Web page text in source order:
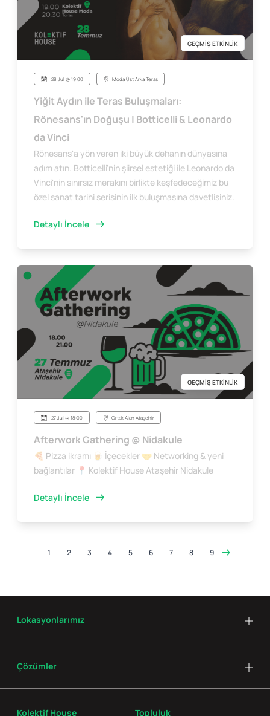
GEÇMİŞ ETKİNLİK
28 Jul @ 19:00 Moda Üst Arka Teras
Yiğit Aydın ile Teras Buluşmaları:
Rönesans'ın Doğuşu | Botticelli & Leonardo
da Vinci
Rönesans'a yön veren iki büyük dehanın dünyasına
adım atın. Botticelli'nin şiirsel estetiği ile Leonardo da
Vinci'nin sınırsız merakını birlikte keşfedeceğimiz bu
özel sanat tarihi serisinin ilk buluşmasına davetlisiniz.
Detaylı İncele
GEÇMİŞ ETKİNLİK
27 Jul @ 18:00 Ortak Alan Ataşehir
Afterwork Gathering @ Nidakule
🍕 Pizza ikramı 🍺 İçecekler 🤝 Networking & yeni
bağlantılar 📍 Kolektif House Ataşehir Nidakule
Detaylı İncele
1 2 3 4 5 6 7 8 9
Kolektif House Topluluk
Lokasyonlarımız
Çözümler